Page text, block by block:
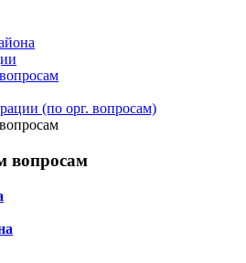
(по орг. вопросам)
вопросам